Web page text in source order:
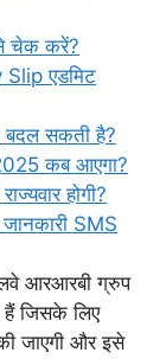
चेक करें?
एडमिट
सकती है?
कब आएगा?
होगी?
SMS
आरआरबी ग्रुप
हैं जिसके लिए
जाएगी और इसे